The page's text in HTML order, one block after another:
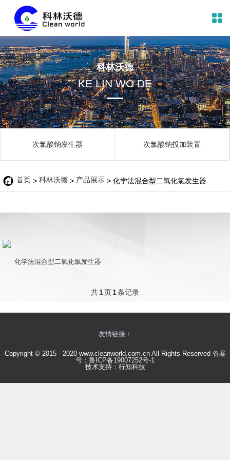
科林沃德
KE LIN WO DE
次氯酸钠发生器 次氯酸钠投加装置
 首页 > 科林沃德 > 产品展示 > 化学法混合型二氧化氯发生器
化学法混合型二氧化氯发生器
共1页1条记录
友情链接：
Copyright © 2015 - 2020 www.cleanworld.com.cn All Rights Reserved 备案
号： 鲁ICP备19007252号-1
技术支持： 行知科技